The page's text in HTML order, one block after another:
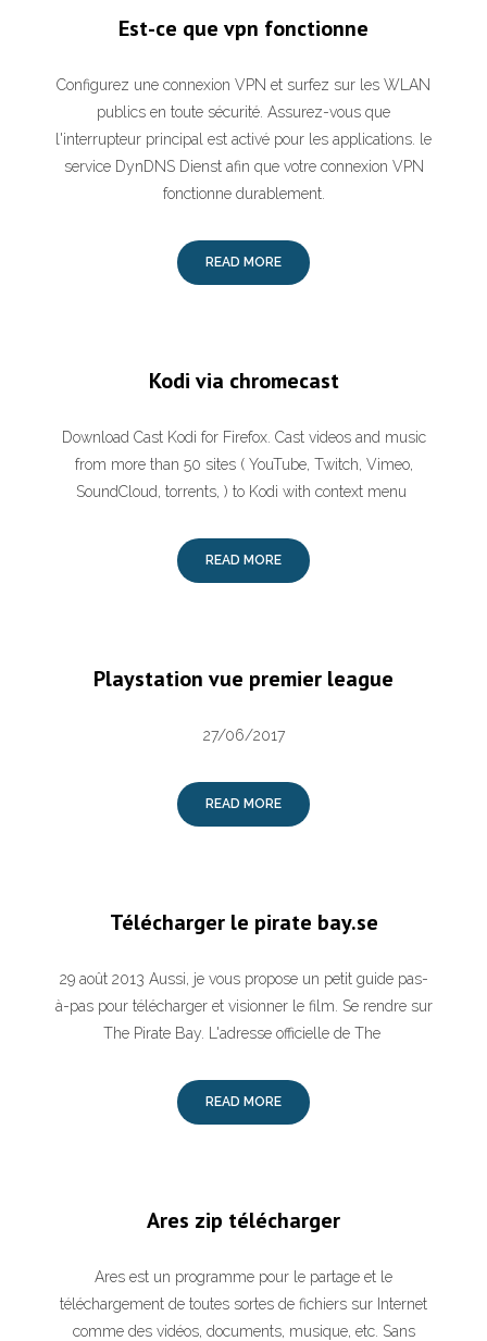
Est-ce que vpn fonctionne
Configurez une connexion VPN et surfez sur les WLAN
publics en toute sécurité. Assurez-vous que
l'interrupteur principal est activé pour les applications. le
service DynDNS Dienst afin que votre connexion VPN
fonctionne durablement.
READ MORE
Kodi via chromecast
Download Cast Kodi for Firefox. Cast videos and music
from more than 50 sites ( YouTube, Twitch, Vimeo,
SoundCloud, torrents, ) to Kodi with context menu
READ MORE
Playstation vue premier league
27/06/2017
READ MORE
Télécharger le pirate bay.se
29 août 2013 Aussi, je vous propose un petit guide pas-
à-pas pour télécharger et visionner le film. Se rendre sur
The Pirate Bay. L'adresse officielle de The
READ MORE
Ares zip télécharger
Ares est un programme pour le partage et le
téléchargement de toutes sortes de fichiers sur Internet
comme des vidéos, documents, musique, etc. Sans